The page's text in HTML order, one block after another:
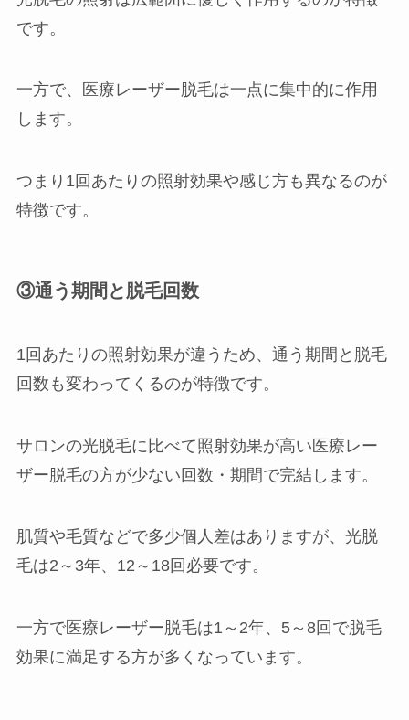
です。
一方で、医療レーザー脱毛は一点に集中的に作用
します。
つまり1回あたりの照射効果や感じ方も異なるのが
特徴です。
③通う期間と脱毛回数
1回あたりの照射効果が違うため、通う期間と脱毛
回数も変わってくるのが特徴です。
サロンの光脱毛に比べて照射効果が高い医療レー
ザー脱毛の方が少ない回数・期間で完結します。
肌質や毛質などで多少個人差はありますが、光脱
毛は2～3年、12～18回必要です。
一方で医療レーザー脱毛は1～2年、5～8回で脱毛
効果に満足する方が多くなっています。